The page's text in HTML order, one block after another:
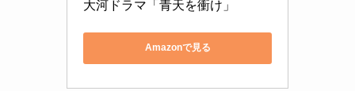
大河ドラマ「青天を衝け」
Amazonで見る